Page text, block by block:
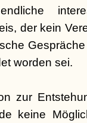
der kein
worden sei.
zur
keine